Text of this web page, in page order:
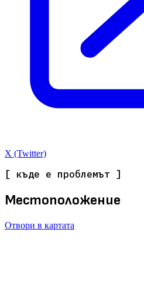
X (Twitter)
[ къде е проблемът ]
Местоположение
Отвори в картата